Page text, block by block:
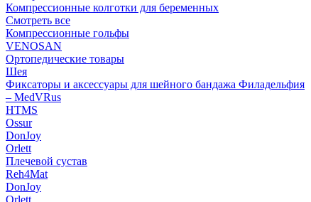
Компрессионные колготки для беременных
Смотреть все
Компрессионные гольфы
VENOSAN
Ортопедические товары
Шея
Фиксаторы и аксессуары для шейного бандажа Филадельфия
– MedVRus
HTMS
Ossur
DonJoy
Orlett
Плечевой сустав
Reh4Mat
DonJoy
Orlett